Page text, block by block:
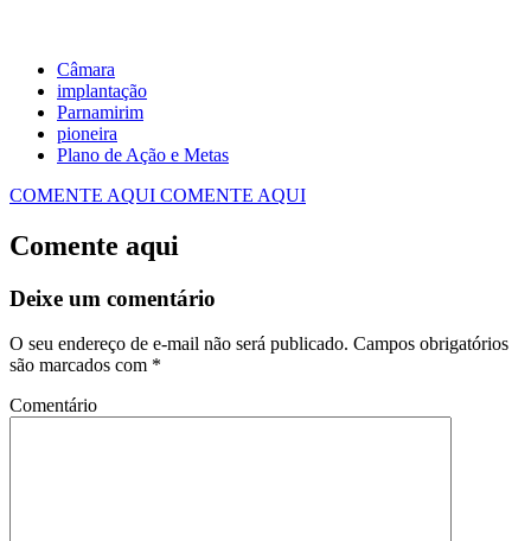
Câmara
implantação
Parnamirim
pioneira
Plano de Ação e Metas
COMENTE AQUI COMENTE AQUI
Comente aqui
Deixe um comentário
O seu endereço de e-mail não será publicado. Campos obrigatórios
são marcados com *
Comentário